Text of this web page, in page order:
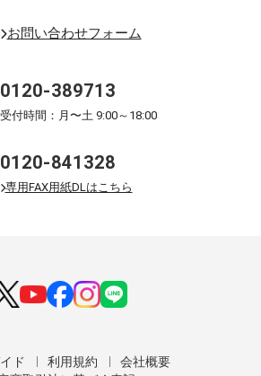
お問い合わせフォーム
0120-389713
受付時間：月〜土 9:00～18:00
0120-841328
専用FAX用紙DLはこちら
ド 利用規約
会社概要